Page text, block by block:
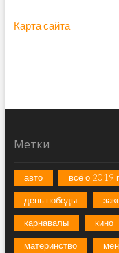
Карта сайта
Метки
авто всё о 2019
день победы
карнавалы кино
материнство